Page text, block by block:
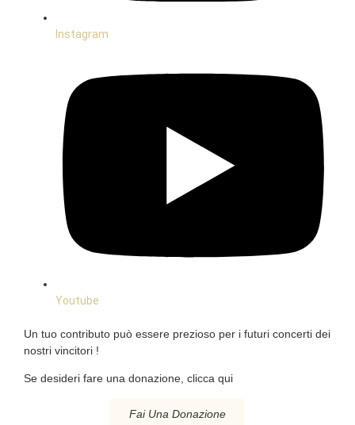
Instagram
Youtube
Un tuo contributo può essere prezioso per i futuri concerti dei
nostri vincitori !
Se desideri fare una donazione, clicca qui
Fai Una Donazione